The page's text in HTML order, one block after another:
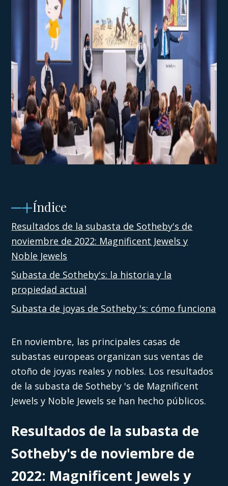
Índice
Resultados de la subasta de Sotheby's de
noviembre de 2022: Magnificent Jewels y
Noble Jewels
Subasta de Sotheby's: la historia y la
propiedad actual
Subasta de joyas de Sotheby 's: cómo funciona
En noviembre, las principales casas de
subastas europeas organizan sus ventas de
otoño de joyas reales y nobles. Los resultados
de la subasta de Sotheby 's de Magnificent
Jewels y Noble Jewels se han hecho públicos.
Resultados de la subasta de
Sotheby's de noviembre de
2022: Magnificent Jewels y